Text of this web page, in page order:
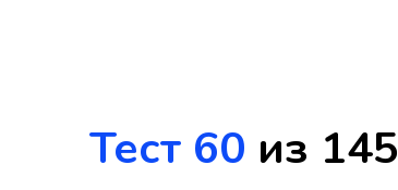
Тест 60 из 145